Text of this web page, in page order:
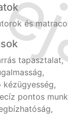
és
tapasztalat,
kézügyesség,
pontos